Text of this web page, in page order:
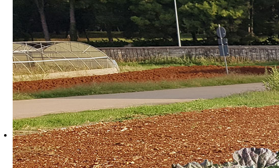
Više o konferenciji moguće je pronaći naWEB STRANICI - OTIE